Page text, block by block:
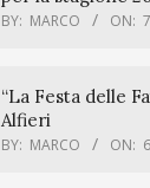
BY: MARCO ON:
“La Festa delle
Alfieri
BY: MARCO ON: